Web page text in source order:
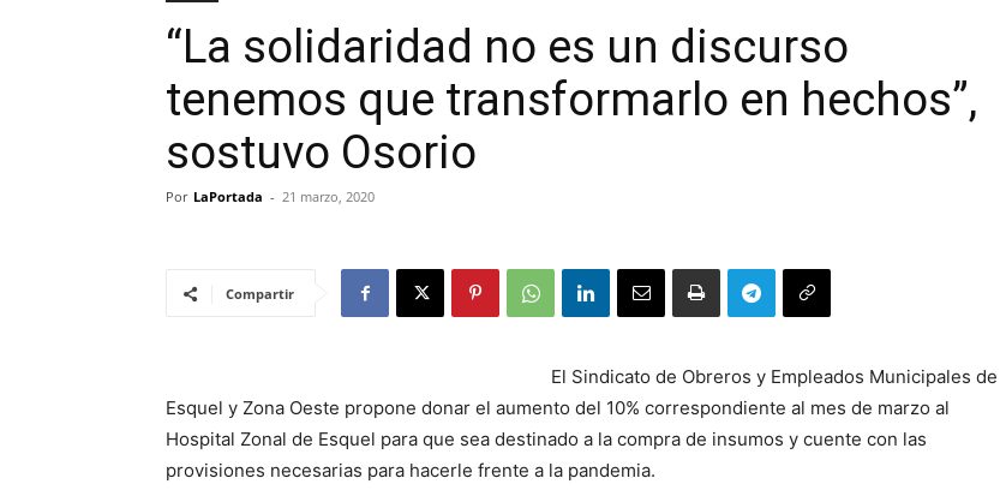
“La solidaridad no es un discurso
tenemos que transformarlo en hechos”,
sostuvo Osorio
Por LaPortada - 21 marzo, 2020
Compartir
El Sindicato de Obreros y Empleados Municipales de
Esquel y Zona Oeste propone donar el aumento del 10% correspondiente al mes de marzo al
Hospital Zonal de Esquel para que sea destinado a la compra de insumos y cuente con las
provisiones necesarias para hacerle frente a la pandemia.